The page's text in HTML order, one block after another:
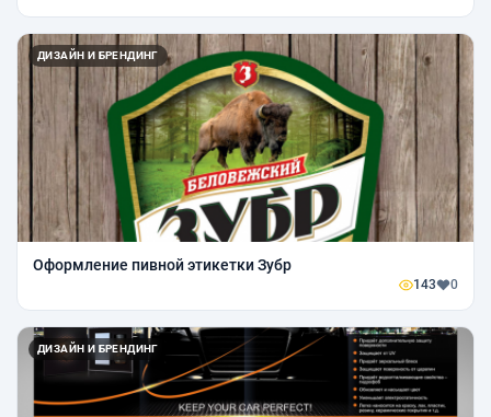
ДИЗАЙН И БРЕНДИНГ
Оформление пивной этикетки Зубр
143 0
ДИЗАЙН И БРЕНДИНГ